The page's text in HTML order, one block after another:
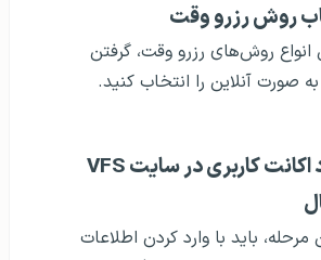
روش رزرو وقت
انواع روش‌های رزرو وقت، گرفتن
صورت آنلاین را انتخاب کنید.
ایجاد اکانت کاربری در سایت VFS
مرحله، باید با وارد کردن اطلاعات